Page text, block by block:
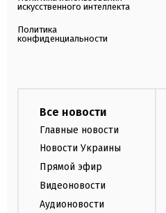
искусственного интеллекта
Политика
конфиденциальности
Все новости
Главные новости
Новости Украины
Прямой эфир
Видеоновости
Аудионовости